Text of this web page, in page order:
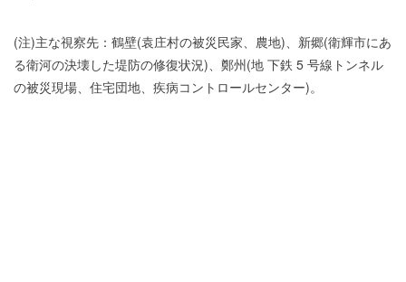
(注)主な視察先： 鶴壁(袁庄村の被災民家、農地)、新郷(衛輝市にあ
る衛河の決壊した堤防の修復状況)、鄭州(地 下鉄 5 号線トンネル
の被災現場、住宅団地、疾病コントロールセンター)。